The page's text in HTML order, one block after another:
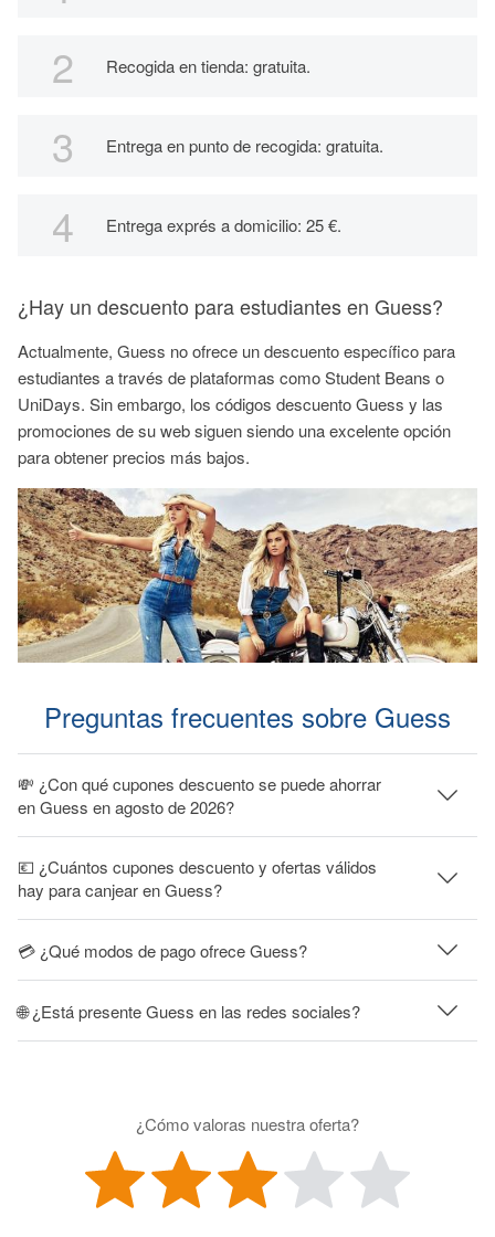
Recogida en tienda: gratuita.
Entrega en punto de recogida: gratuita.
Entrega exprés a domicilio: 25 €.
¿Hay un descuento para estudiantes en Guess?
Actualmente, Guess no ofrece un descuento específico para
estudiantes a través de plataformas como Student Beans o
UniDays. Sin embargo, los códigos descuento Guess y las
promociones de su web siguen siendo una excelente opción
para obtener precios más bajos.
Preguntas frecuentes sobre Guess
💸 ¿Con qué cupones descuento se puede ahorrar
en Guess en agosto de 2026?
💶 ¿Cuántos cupones descuento y ofertas válidos
hay para canjear en Guess?
💳 ¿Qué modos de pago ofrece Guess?
🌐 ¿Está presente Guess en las redes sociales?
¿Cómo valoras nuestra oferta?